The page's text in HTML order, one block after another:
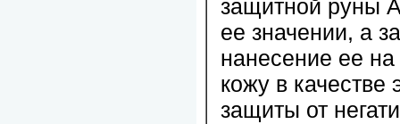
защитной руны
ее значении, а
нанесение ее
кожу в качестве
защиты от